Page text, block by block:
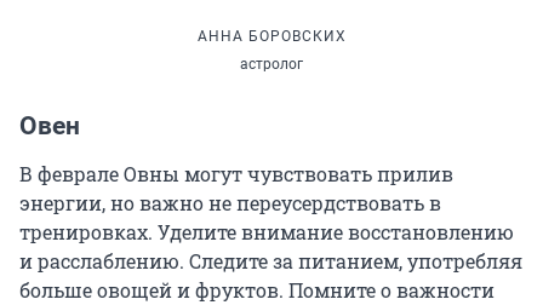
АННА БОРОВСКИХ
астролог
Овен
В феврале Овны могут чувствовать прилив
энергии, но важно не переусердствовать в
тренировках. Уделите внимание восстановлению
и расслаблению. Следите за питанием, употребляя
больше овощей и фруктов. Помните о важности